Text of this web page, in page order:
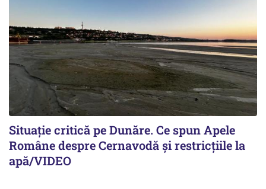
Situație critică pe Dunăre. Ce spun Apele
Române despre Cernavodă și restricțiile la
apă/VIDEO